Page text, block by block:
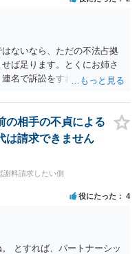
ないなら、ただの不法占拠
ば足ります。とくにお姉さ
名で訴訟をすればいいだけ
の相手の不貞による
は請求できません
謝料請求したい側
役にたった 4
とすれば、パートナーシッ